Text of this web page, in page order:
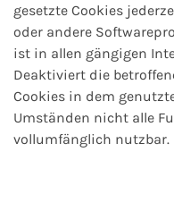
gesetzte Cookies
oder andere
ist in allen gängigen
Deaktiviert die
Cookies in dem
Umständen nicht alle
vollumfänglich nutzbar.